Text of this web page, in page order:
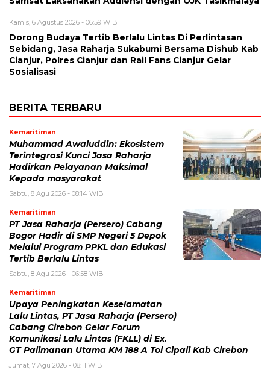
Kamis, 6 Agustus 2026 - 06:59 WIB
Dorong Budaya Tertib Berlalu Lintas Di Perlintasan
Sebidang, Jasa Raharja Sukabumi Bersama Dishub Kab
Cianjur, Polres Cianjur dan Rail Fans Cianjur Gelar
Sosialisasi
BERITA TERBARU
Kemaritiman
Muhammad Awaluddin: Ekosistem
Terintegrasi Kunci Jasa Raharja
Hadirkan Pelayanan Maksimal
Kepada masyarakat
Sabtu, 8 Agu 2026 - 08:14 WIB
Kemaritiman
PT Jasa Raharja (Persero) Cabang
Bogor Hadir di SMP Negeri 5 Depok
Melalui Program PPKL dan Edukasi
Tertib Berlalu Lintas
Sabtu, 8 Agu 2026 - 06:58 WIB
Kemaritiman
Upaya Peningkatan Keselamatan
Lalu Lintas, PT Jasa Raharja (Persero)
Cabang Cirebon Gelar Forum
Komunikasi Lalu Lintas (FKLL) di Ex.
GT Palimanan Utama KM 188 A Tol Cipali Kab Cirebon
Jumat, 7 Agu 2026 - 08:11 WIB